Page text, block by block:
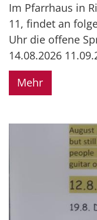
Im Pfarrhaus in
11, findet an
Uhr die offene
14.08.2026
Mehr